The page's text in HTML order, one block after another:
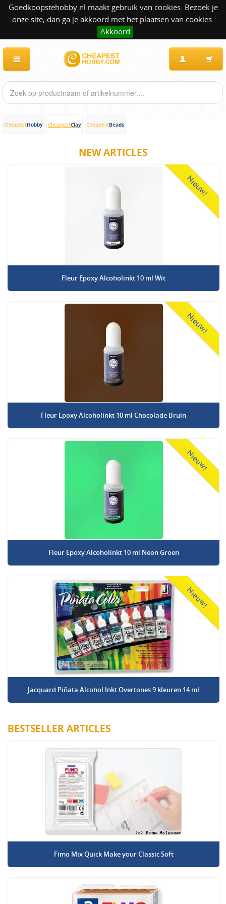
Goedkoopstehobby.nl maakt gebruik van cookies. Bezoek je
onze site, dan ga je akkoord met het plaatsen van cookies.
Akkoord
CheapestHobby CheapestClay CheapestBeads
NEW ARTICLES
Nieuw!
Fleur Epoxy Alcoholinkt 10 ml Wit
Nieuw!
Fleur Epoxy Alcoholinkt 10 ml Chocolade Bruin
Nieuw!
Fleur Epoxy Alcoholinkt 10 ml Neon Groen
Nieuw!
Jacquard Piñata Alcohol Inkt Overtones 9 kleuren 14 ml
BESTSELLER ARTICLES
Fimo Mix Quick Make your Classic Soft